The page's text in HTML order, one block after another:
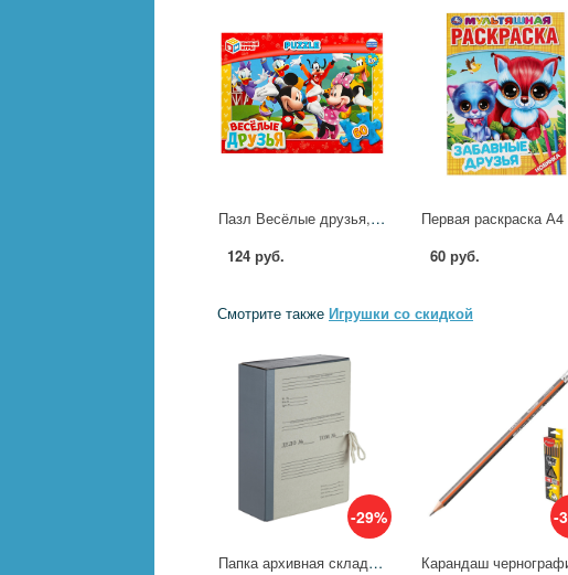
Пазл Весёлые друзья, 60 деталей Умные игры 4650250599975
124 руб.
60 руб.
Смотрите также Игрушки со скидкой
-29%
Папка архивная складная Attache 100мм корешок бумвинил 1771118
-